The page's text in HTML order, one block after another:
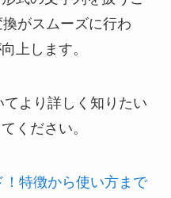
がスムーズに行わ
上します。
より詳しく知りたい
ください。
特徴から使い方まで